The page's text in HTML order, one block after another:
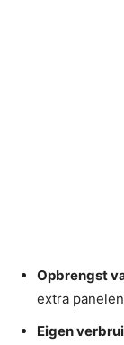
Opbrengst
extra
Eigen